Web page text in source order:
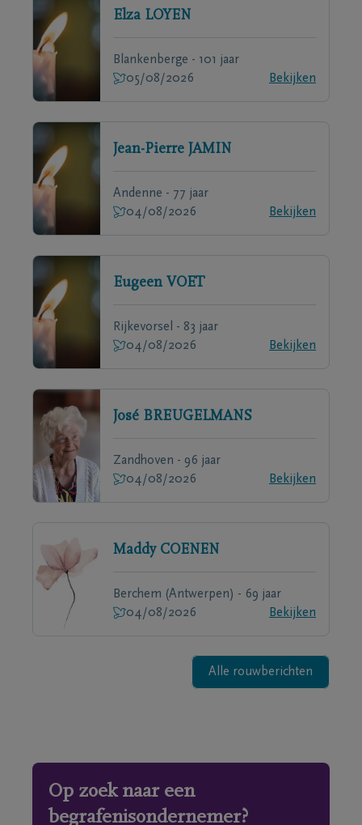
Elza LOYEN
Blankenberge - 101 jaar
05/08/2026
Bekijken
Jean-Pierre JAMIN
Andenne - 77 jaar
04/08/2026
Bekijken
Eugeen VOET
Rijkevorsel - 83 jaar
04/08/2026
Bekijken
José BREUGELMANS
Zandhoven - 96 jaar
04/08/2026
Bekijken
Maddy COENEN
Berchem (Antwerpen) - 69 jaar
04/08/2026
Bekijken
Alle rouwberichten
Op zoek naar een
begrafenisondernemer?